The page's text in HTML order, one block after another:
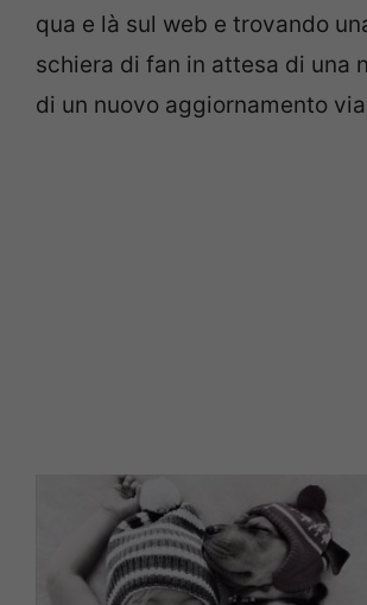
qua e là sul web e trovando
schiera di fan in attesa di una
di un nuovo aggiornamento via